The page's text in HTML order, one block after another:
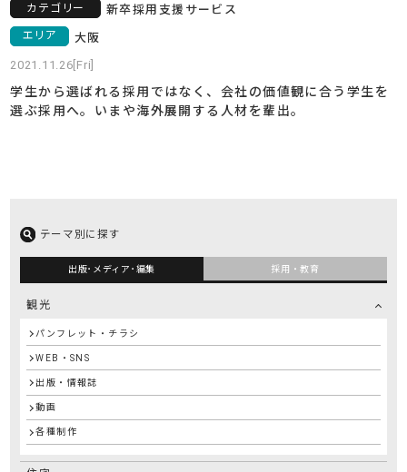
カテゴリー 新卒採用支援サービス
エリア 大阪
2021.11.26[Fri]
学生から選ばれる採用ではなく、会社の価値観に合う学生を
選ぶ採用へ。いまや海外展開する人材を輩出。
テーマ別に探す
出版･メディア･編集 採用・教育
観光
パンフレット・チラシ
WEB・SNS
出版・情報誌
動画
各種制作